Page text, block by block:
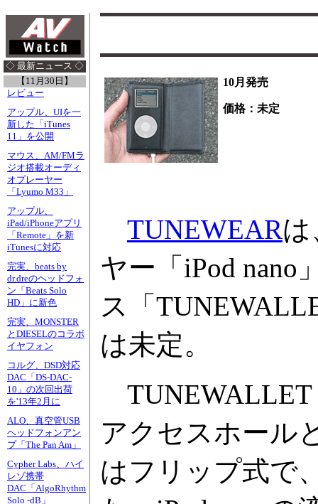
◇ 最新ニュース ◇
【11月30日】
レビュー
アップル、UIを一
新した「iTunes
11」を公開
マウス、AM/FMラ
ジオ搭載オーディ
オプレーヤー
「Lyumo M33」
アップル、
iPad/iPhoneアプリ
「Remote」を新
iTunesに対応
完実、beats by
dr.dreのヘッドフォ
ン「Beats Solo
HD」に新色
完実、MONSTER
とDIESELのコラボ
イヤフォン
コルグ、DSD対応
DAC「DS-DAC-
10」の次回出荷
を'13年2月に
ALO、真空管USB
ヘッドフォンアン
プ「The Pan Am」
Cypher Labs、ハイ
レゾ携帯
DAC「AlgoRhythm
Solo -dB」
10月発売
価格：未定
TUNEWEAR
ヤー「iPod
ス「
は未定。
TUNEWALLET
アクセスホール
はフリップ式で